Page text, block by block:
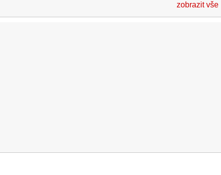
zobrazit vše